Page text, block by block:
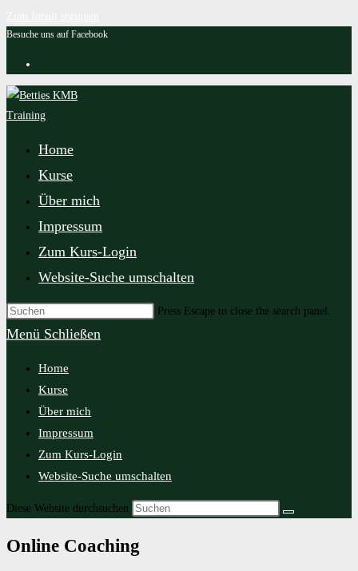
Besuche uns auf Facebook
Home
Kurse
Über mich
Impressum
Zum Kurs-Login
Website-Suche umschalten
Press Escape to close the search panel.
Menü Schließen
Home
Kurse
Über mich
Impressum
Zum Kurs-Login
Website-Suche umschalten
Diese Website durchsuchen
Online Coaching